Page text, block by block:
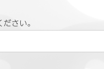
さい。